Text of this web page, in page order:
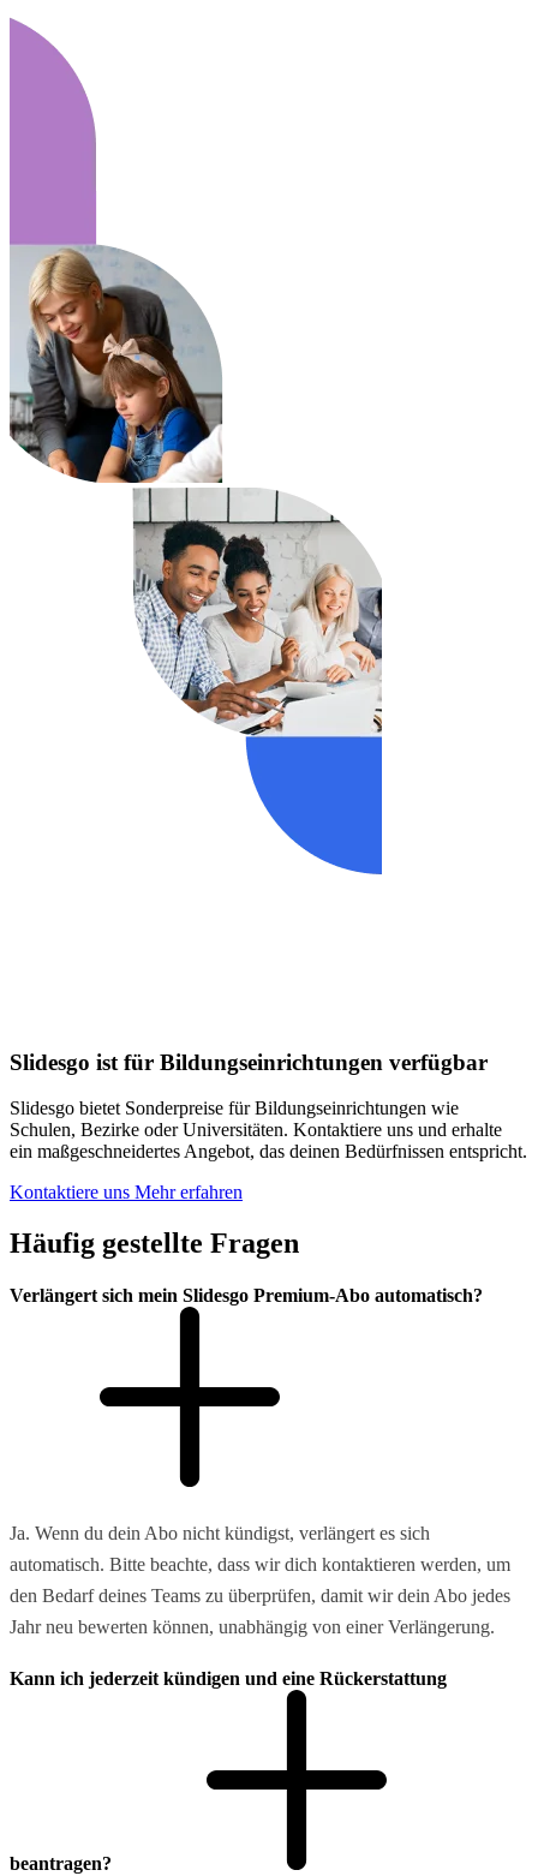
Slidesgo ist für Bildungseinrichtungen verfügbar
Slidesgo bietet Sonderpreise für Bildungseinrichtungen wie
Schulen, Bezirke oder Universitäten. Kontaktiere uns und erhalte
ein maßgeschneidertes Angebot, das deinen Bedürfnissen entspricht.
Kontaktiere uns Mehr erfahren
Häufig gestellte Fragen
Verlängert sich mein Slidesgo Premium-Abo automatisch?
Ja. Wenn du dein Abo nicht kündigst, verlängert es sich
automatisch. Bitte beachte, dass wir dich kontaktieren werden, um
den Bedarf deines Teams zu überprüfen, damit wir dein Abo jedes
Jahr neu bewerten können, unabhängig von einer Verlängerung.
Kann ich jederzeit kündigen und eine Rückerstattung
beantragen?